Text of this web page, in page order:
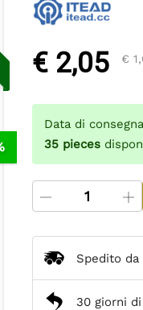
€ 2,05 €
Data di
35 pieces
Spedito da
30 giorni